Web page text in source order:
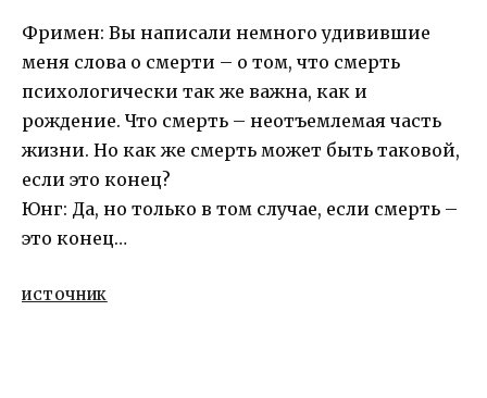
Фримен: Вы написали немного удивившие
меня слова о смерти – о том, что смерть
психологически так же важна, как и
рождение. Что смерть – неотъемлемая часть
жизни. Но как же смерть может быть таковой,
если это конец?
Юнг: Да, но только в том случае, если смерть –
это конец…
ИСТОЧНИК